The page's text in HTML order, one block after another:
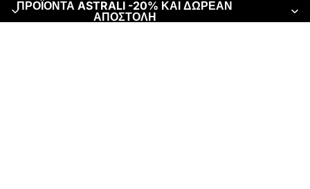
ΠΡΟΪΟΝΤΑ ASTRALI -20% ΚΑΙ ΔΩΡΕΑΝ
ΑΠΟΣΤΟΛΗ